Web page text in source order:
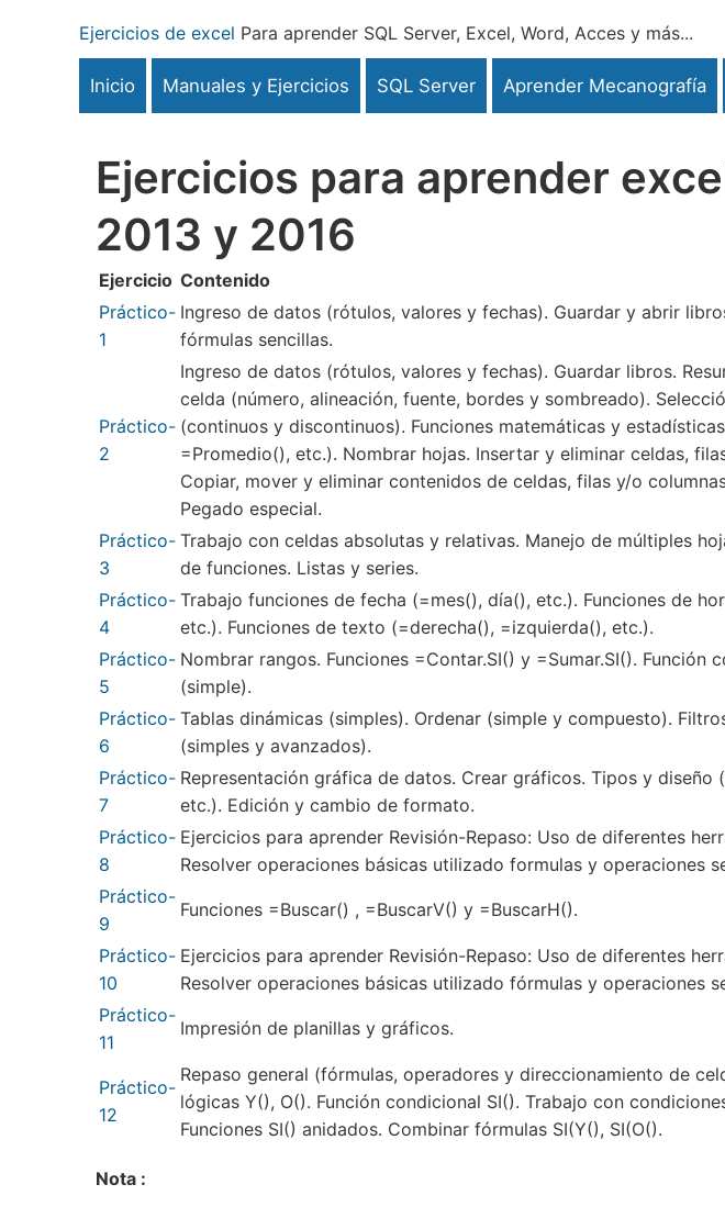
contenido
Ejercicios de excel Para aprender SQL Server, Excel, Word, Acces y más...
Inicio Manuales y Ejercicios SQL Server Aprender Mecanografía
Ejercicios para aprender
2013 y 2016
Ejercicio Contenido
Práctico-
1
Ingreso de datos (rótulos, valores y fechas). Guardar y abrir
fórmulas sencillas.
Práctico-
2
Ingreso de datos (rótulos, valores y fechas). Guardar libros.
celda (número, alineación, fuente, bordes y sombreado).
(continuos y discontinuos). Funciones matemáticas y
=Promedio(), etc.). Nombrar hojas. Insertar y eliminar celdas,
Copiar, mover y eliminar contenidos de celdas, filas y/o
Pegado especial.
Práctico-
3
Trabajo con celdas absolutas y relativas. Manejo de múltiples
de funciones. Listas y series.
Práctico-
4
Trabajo funciones de fecha (=mes(), día(), etc.). Funciones de
etc.). Funciones de texto (=derecha(), =izquierda(), etc.).
Práctico-
5
Nombrar rangos. Funciones =Contar.SI() y =Sumar.SI(). Función
(simple).
Práctico-
6
Tablas dinámicas (simples). Ordenar (simple y compuesto).
(simples y avanzados).
Práctico-
7
Representación gráfica de datos. Crear gráficos. Tipos y diseño
etc.). Edición y cambio de formato.
Práctico-
8
Ejercicios para aprender Revisión-Repaso: Uso de diferentes
Resolver operaciones básicas utilizado formulas y operaciones
Práctico-
9
Funciones =Buscar() , =BuscarV() y =BuscarH().
Práctico-
10
Ejercicios para aprender Revisión-Repaso: Uso de diferentes
Resolver operaciones básicas utilizado fórmulas y operaciones
Práctico-
11
Impresión de planillas y gráficos.
Práctico-
12
Repaso general (fórmulas, operadores y direccionamiento de
lógicas Y(), O(). Función condicional SI(). Trabajo con
Funciones SI() anidados. Combinar fórmulas SI(Y(), SI(O().
Nota :